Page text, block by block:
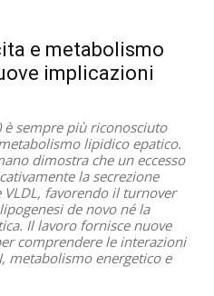
e metabolismo
implicazioni
è sempre più riconosciuto
lipidico epatico.
dimostra che un eccesso
la secrezione
favorendo il turnover
de novo né la
Il lavoro fornisce nuove
comprendere le interazioni
metabolismo energetico e